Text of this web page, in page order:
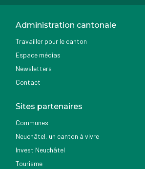
Administration cantonale
Travailler pour le canton
Espace médias
Newsletters
Contact
Sites partenaires
Communes
Neuchâtel, un canton à vivre
Invest Neuchâtel
Tourisme